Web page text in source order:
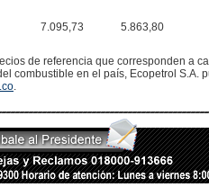
7.095,73 5.863,80
de referencia que corresponden a
combustible en el país, Ecopetrol S.A.
.